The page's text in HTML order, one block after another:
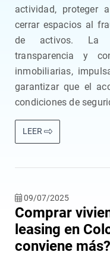
actividad, proteger
cerrar espacios al
de activos. La
transparencia y
inmobiliarias,
garantizar que el
condiciones de
LEER
09/07/2025
Comprar
leasing en
conviene más?